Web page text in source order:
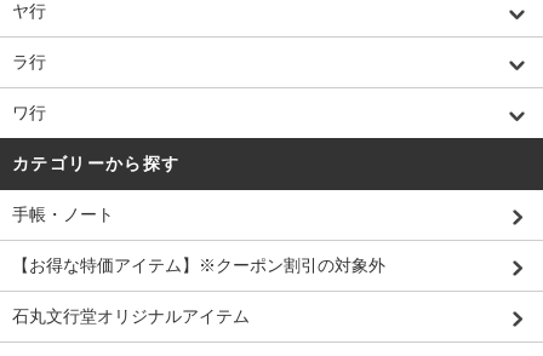
ヤ行
ラ行
ワ行
カテゴリーから探す
手帳・ノート
【お得な特価アイテム】※クーポン割引の対象外
石丸文行堂オリジナルアイテム